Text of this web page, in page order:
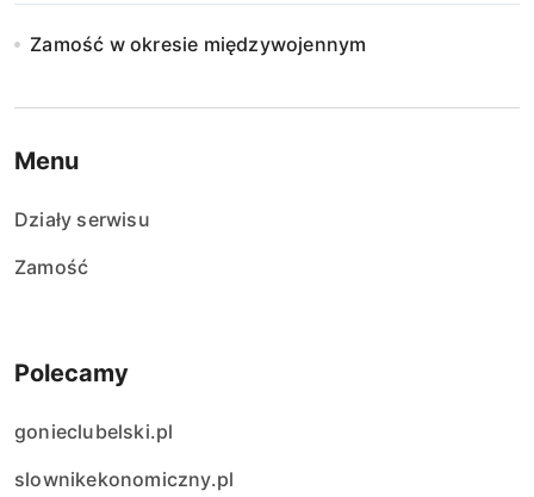
Zamość w okresie międzywojennym
Menu
Działy serwisu
Zamość
Polecamy
gonieclubelski.pl
slownikekonomiczny.pl